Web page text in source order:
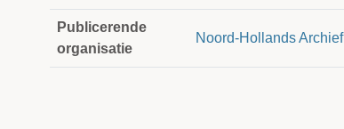
Publicerende
organisatie
Noord-Hollands Archief